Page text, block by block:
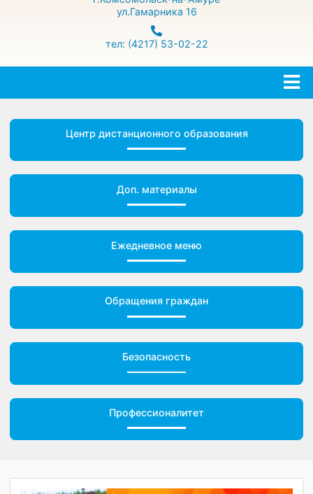
г.Комсомольск-на-Амуре
ул.Гамарника 16
Доп. материалы
Ежедневное меню
Обращения граждан